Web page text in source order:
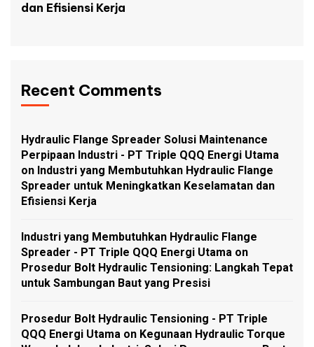
dan Efisiensi Kerja
Recent Comments
Hydraulic Flange Spreader Solusi Maintenance
Perpipaan Industri - PT Triple QQQ Energi Utama
on Industri yang Membutuhkan Hydraulic Flange
Spreader untuk Meningkatkan Keselamatan dan
Efisiensi Kerja
Industri yang Membutuhkan Hydraulic Flange
Spreader - PT Triple QQQ Energi Utama on
Prosedur Bolt Hydraulic Tensioning: Langkah Tepat
untuk Sambungan Baut yang Presisi
Prosedur Bolt Hydraulic Tensioning - PT Triple
QQQ Energi Utama on Kegunaan Hydraulic Torque